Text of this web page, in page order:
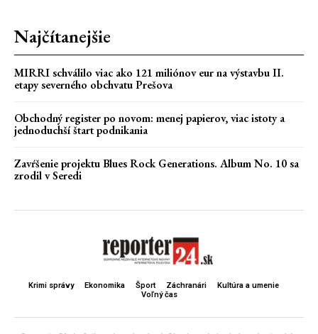
Najčítanejšie
MIRRI schválilo viac ako 121 miliónov eur na výstavbu II.
etapy severného obchvatu Prešova
Obchodný register po novom: menej papierov, viac istoty a
jednoduchší štart podnikania
Zavŕšenie projektu Blues Rock Generations. Album No. 10 sa
zrodil v Seredi
Krimi správy Ekonomika Šport Záchranári
Kultúra a umenie
Voľný čas